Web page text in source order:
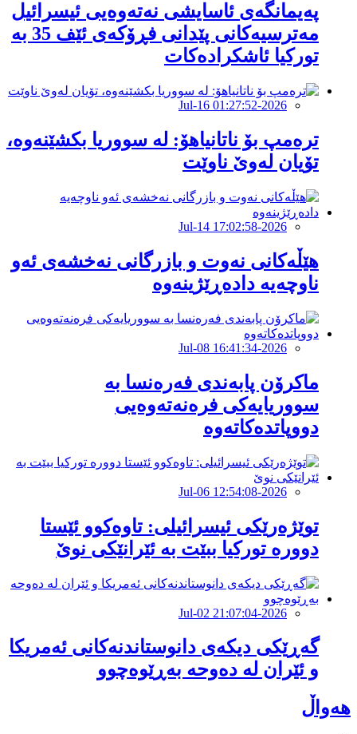
پەیمانگەی ئاسایشی نەتەوەیی ئیسرائیل
مەترسیەكانی پێدانی فڕۆكەی ئێف 35 بە
توركیا ئاشكرادەكات
2026-Jul-16 01:27:52
ترەمپ بۆ ناتانیاهۆ: لە سووریا بکشێنەوە،
تۆیان لەوێ ناوێت
2026-Jul-14 17:02:58
هێڵەکانى نەوت و بازرگانى نەخشەى ئەو
ناوچەیە دادەڕێژینەوە
2026-Jul-08 16:41:34
ماکرۆن پابەندی فەرەنسا بە
سووریایەکی فرەنەتەوەیی
دووپاتدەکاتەوە
2026-Jul-06 12:54:08
توێژەرێكی ئیسرائیلی: تاوەكوو ئێستا
دوورە توركیا ببێت بە ئێرانێكی نوێ
2026-Jul-02 21:07:04
گەڕێکى دیکەى دانوستاندنەکانی ئەمریکا
و ئێران لە دەوحە بەڕێوەچوو
هەواڵ